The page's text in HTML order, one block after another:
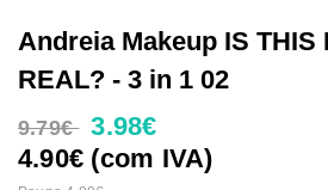
Andreia Makeup IS THIS
REAL? - 3 in 1 02
9.79€ 3.98€
4.90€ (com IVA)